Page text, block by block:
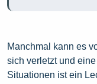
Manchmal kann es
sich verletzt und
Situationen ist ein